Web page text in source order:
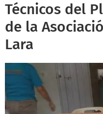
Técnicos del
de la
Lara